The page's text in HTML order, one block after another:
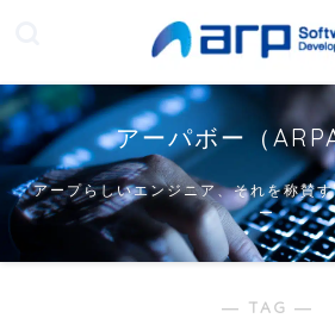
アーパボー（
アープらしいエンジニア、それを称賛
ー
― TAG ―